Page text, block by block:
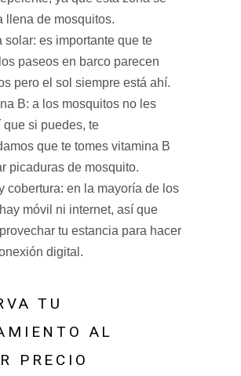
llena de mosquitos.
solar: es importante que te
paseos en barco parecen
pero el sol siempre está ahí.
B: a los mosquitos no les
que si puedes, te
que te tomes vitamina B
picaduras de mosquito.
cobertura: en la mayoría de los
móvil ni internet, así que
tu estancia para hacer
digital.
TU
AL
PRECIO